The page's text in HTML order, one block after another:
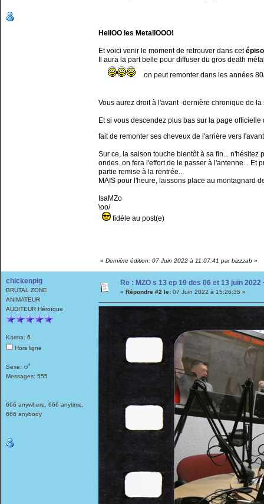
HellOO les MetallOOO!
Et voici venir le moment de retrouver dans cet
Il aura la part belle pour diffuser du gros death
on peut remonter dans les années
Vous aurez droit à l'avant -dernière chronique de la
Et si vous descendez plus bas sur la page
fait de remonter ses cheveux de l'arrière vers
Sur ce, la saison touche bientôt à sa fin...
ondes..on fera l'effort de le passer à l'antenne... Et
partie remise à la rentrée...
MAIS pour l'heure, laissons place au montagnard
IsaMZo
\oo/
fidèle au post(e)
« Dernière édition: 07 Juin 2022 à 11:07:41 par bizzzab »
chickenpig
BRUTAL ZONE
ANIMATEUR
AUDITEUR Héroïque
Karma: 6
Hors ligne
Sexe:
Messages: 555
666 anywhere, 666 anytime,
666 anybody
Re : MZO s 13 ep 19 des 06 et 13 juin
« Répondre #2 le: 07 Juin 2022 à 15:26:35 »